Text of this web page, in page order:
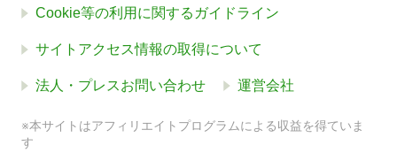
Cookie等の利用に関するガイドライン
サイトアクセス情報の取得について
法人・プレスお問い合わせ 運営会社
※本サイトはアフィリエイトプログラムによる収益を得ていま
す